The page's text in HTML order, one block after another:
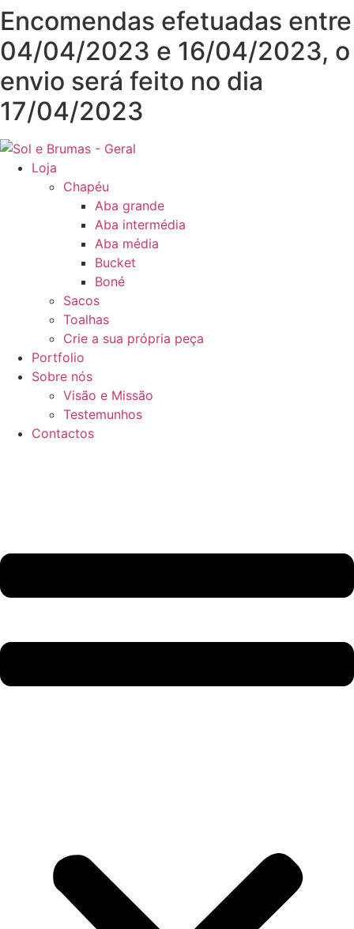
Pular
para
o
conteúdo
Encomendas efetuadas entre
04/04/2023 e 16/04/2023, o
envio será feito no dia
17/04/2023
Loja
Chapéu
Aba grande
Aba intermédia
Aba média
Bucket
Boné
Sacos
Toalhas
Crie a sua própria peça
Portfolio
Sobre nós
Visão e Missão
Testemunhos
Contactos